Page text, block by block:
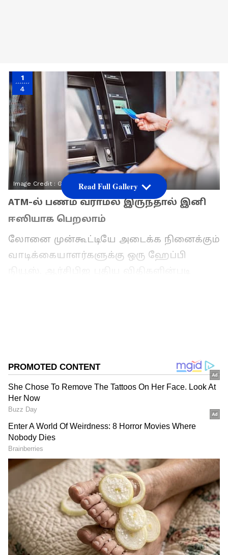
1
4
Image Credit : Getty
ATM-ல் பணம் வராமல் இருந்தால் இனி
ஈஸியாக பெறலாம்
லோனை முன்கூட்டியே அடைக்க நினைக்கும்
வாடிக்கையாளர்களுக்கு ஒரு ஹேப்பி
முன்னெல்லாம், இப்படி லோனை
முன்கூட்டியே அடைத்தால் 2% முதல் 4%
வரை அபராதம் விதித்தார்கள். இந்த புதிய
விதியால் வாடிக்கையாளர்கள் கடனை
சீக்கிரம் அடைச்சு, வட்டிச் சுமையைக்
குறைக்க முடியும்.
ஏடிஎம்‍மில் டெக்னிக்கல் கோளாறு
காரணமாக பணம் எடுக்க
முயற்சிக்கும்போது, பணம் வராமல் ஆனால்
அக்கவுன்ட்டில் இருந்து பணம் டெபிட்
ஆகிடும். முன்னெல்லாம், இந்தப்
பணத்தைத் திரும்பப் பெற பல நாட்கள்
Read Full Gallery